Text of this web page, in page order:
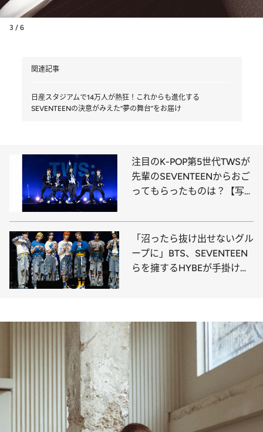
3 / 6
関連記事
日産スタジアムで14万人が熱狂！これからも進化する
SEVENTEENの決意がみえた“夢の舞台”をお届け
注目のK-POP第5世代TWSが
先輩のSEVENTEENからおご
ってもらったものは？【写真
「沼ったら抜け出せないグル
ープに」BTS、SEVENTEEN
らを擁するHYBEが手掛ける